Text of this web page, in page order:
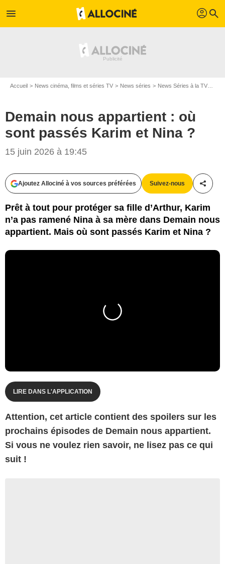
menu profil search
Accueil News cinéma, films et séries TV News séries News Séries à la TV
Demain nous appartient : où
sont passés Karim et Nina ?
15 juin 2026 à 19:45
Ajoutez Allociné à vos sources préférées Suivez-nous
Prêt à tout pour protéger sa fille d’Arthur, Karim
n’a pas ramené Nina à sa mère dans Demain nous
appartient. Mais où sont passés Karim et Nina ?
LIRE DANS L'APPLICATION
Attention, cet article contient des spoilers sur les
prochains épisodes de Demain nous appartient.
Si vous ne voulez rien savoir, ne lisez pas ce qui
suit !